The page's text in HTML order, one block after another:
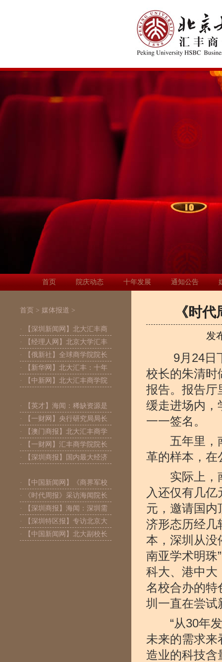
首页 院庆动态 十年发展 通知公告
首页 > 媒体报道 >
· 【深圳新闻网】北大汇丰商
· 【经理人网】北京大学汇丰
· 【俄新社】全球商学院院长
· 【新华网】北大汇丰：十年
· 【中新网】北大汇丰商学院
· 【英才】海闻：稀缺资源是
· 【一财网】央行研究局局长
· 【澳门商报】北大汇丰商学
· 【一财网】汇丰商学院院长
· 【深圳商报】国内最大经济
· 【中国新闻网】《商界军校
· 《时代周报》采访海闻院长
· 【深圳商报】海闻：深圳需
· 【深圳特区报】专访北京大
· 【中国新闻网】北大副校长
《时
发
9月24日下
校长的朱清时
报告。报告厅
缓走进场内，
一一签名。
五年里，南
革的样本，在
实际上，南
入还仅有几
元，邀请国内
济形态历经几
本，深圳从没
南亚学术明珠
科大、港中大
名校合办的特
圳一直在尝试
“从30年发
未来的需求来
造业的科技含